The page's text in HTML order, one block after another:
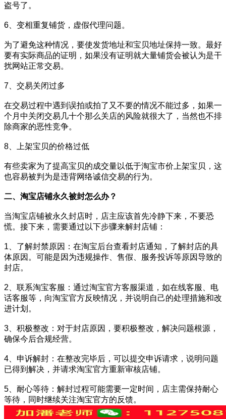
盗号了。
6、变相重复铺货，虚假代理问题。
为了避免这种情况，要使发货地址和宝贝地址保持一致。最好
要有实际商品的证明，如果没有证明就大量铺货会被认为是干
扰网站正常交易。
7、交易关闭过多
在交易过程中遇到误拍或拍了又不要的情况不能过多，如果一
个月中关闭交易几十个那么关店的风险就很大了，当然也不排
除商家的恶性竞争。
8、上架宝贝的价格过低
有些卖家为了提高宝贝的成交量以低于淘宝市价上架宝贝，这
也容易被判为是违背网络诚信交易的行为。
二、淘宝店铺永久被封怎么办？
当淘宝店铺被永久封店时，店主应该首先冷静下来，不要恐
慌。接下来，需要通过以下步骤来解封店铺：
1、了解封禁原因：在淘宝后台查看封店通知，了解封店的具
体原因。可能是因为违规操作、售假、服务投诉等原因导致的
封店。
2、联系淘宝客服：通过淘宝官方客服渠道，如在线客服、电
话客服等，向淘宝官方反映情况，并说明自己的处理措施和改
进计划。
3、积极整改：对于封店原因，要积极整改，解决问题根源，
确保今后合规经营。
4、申诉解封：在整改完毕后，可以提交申诉请求，说明问题
已得到解决，并请求淘宝官方重新审核店铺。
5、耐心等待：解封过程可能需要一定时间，店主需保持耐心
等待，同时继续关注淘宝官方的反馈。